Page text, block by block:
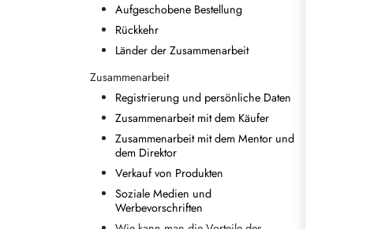
Aufgeschobene Bestellung
Rückkehr
Länder der Zusammenarbeit
Zusammenarbeit
Registrierung und persönliche Daten
Zusammenarbeit mit dem Käufer
Zusammenarbeit mit dem Mentor und
dem Direktor
Verkauf von Produkten
Soziale Medien und
Werbevorschriften